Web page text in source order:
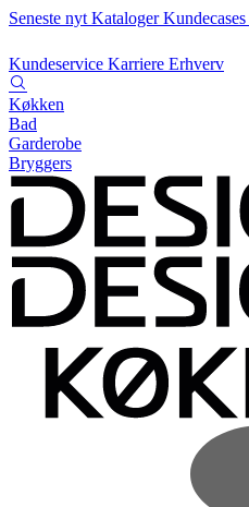
Seneste nyt KatalogerKundecases
Kundeservice Karriere Erhverv
Køkken
Bad
Garderobe
Bryggers